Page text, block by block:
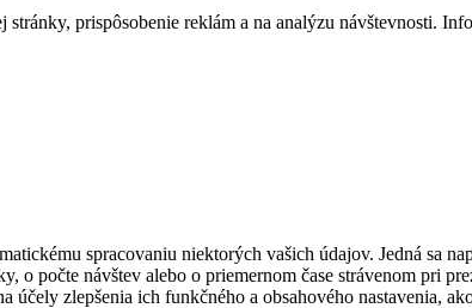
stránky, prispôsobenie reklám a na analýzu návštevnosti.
spracovaniu niektorých vašich údajov. Jedná sa
o počte návštev alebo o priemernom čase strávenom pri
zlepšenia ich funkčného a obsahového nastavenia,